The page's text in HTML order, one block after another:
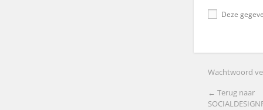
Deze
Wachtwoord
← Terug naar